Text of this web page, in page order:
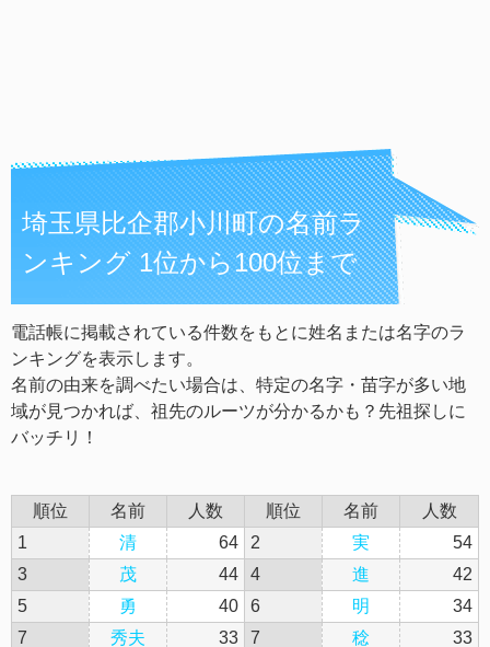
埼玉県比企郡小川町の名前ラ
ンキング 1位から100位まで
電話帳に掲載されている件数をもとに姓名または名字のラ
ンキングを表示します。
名前の由来を調べたい場合は、特定の名字・苗字が多い地
域が見つかれば、祖先のルーツが分かるかも？先祖探しに
バッチリ！
順位 名前 人数 順位 名前
人数
1
清 64 2 実
54
3
茂 44 4 進
42
5
勇 40 6 明
34
7
秀夫 33 7 稔
33